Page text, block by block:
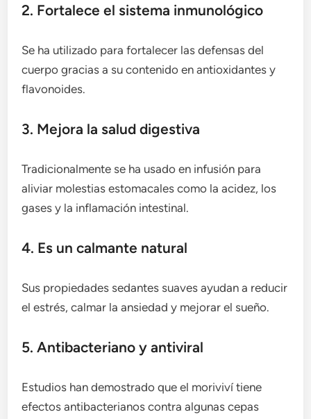
2. Fortalece el sistema inmunológico
Se ha utilizado para fortalecer las defensas del
cuerpo gracias a su contenido en antioxidantes y
flavonoides.
3. Mejora la salud digestiva
Tradicionalmente se ha usado en infusión para
aliviar molestias estomacales como la acidez, los
gases y la inflamación intestinal.
4. Es un calmante natural
Sus propiedades sedantes suaves ayudan a reducir
el estrés, calmar la ansiedad y mejorar el sueño.
5. Antibacteriano y antiviral
Estudios han demostrado que el moriviví tiene
efectos antibacterianos contra algunas cepas